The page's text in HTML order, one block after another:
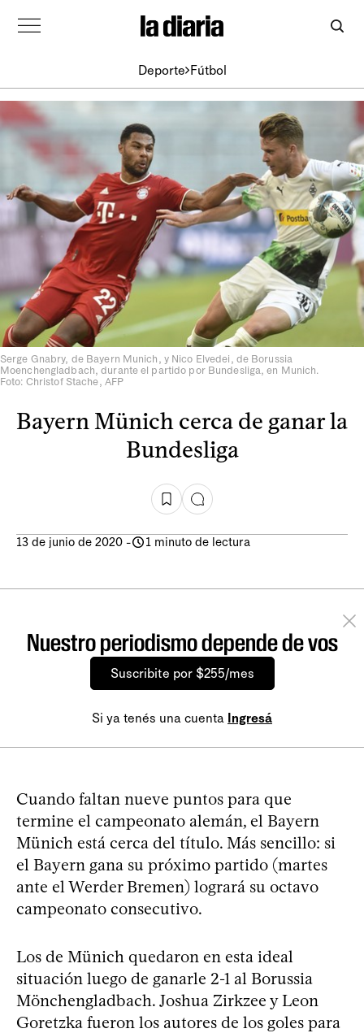
Deporte Fútbol
Serge Gnabry, de Bayern Munich, y Nico Elvedei, de Borussia
Moenchengladbach, durante el partido por Bundesliga, en Munich.
Foto: Christof Stache, AFP
Bayern Münich cerca de ganar la
Bundesliga
13 de junio de 2020 - 1 minuto de lectura
Nuestro periodismo depende de vos
Suscribite por $255/mes
Si ya tenés una cuenta Ingresá
Cuando faltan nueve puntos para que
termine el campeonato alemán, el Bayern
Münich está cerca del título. Más sencillo: si
el Bayern gana su próximo partido (martes
ante el Werder Bremen) logrará su octavo
campeonato consecutivo.
Los de Münich quedaron en esta ideal
situación luego de ganarle 2-1 al Borussia
Mönchengladbach. Joshua Zirkzee y Leon
Goretzka fueron los autores de los goles para